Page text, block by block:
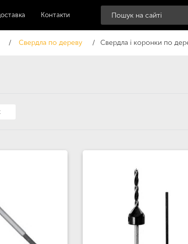
Контакти
Свердла по дереву Свердла і коронки по